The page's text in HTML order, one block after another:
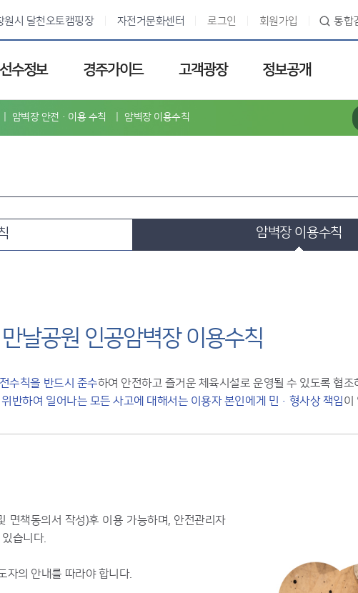
원시 달천오토캠핑장 자전거문화센터 로그인 회원가입 통합
선수정보 경주가이드 고객광장 정보공개
암벽장 안전·이용 수칙 암벽장 이용수칙
암벽장 이용수칙
만날공원 인공암벽장 이용수칙
수칙을 반드시 준수하여 안전하고 즐거운 체육시설로 운영될 수 있도록 협조
반하여 일어나는 모든 사고에 대해서는 이용자 본인에게 민·형사상 책임이
면책동의서 작성)후 이용 가능하며, 안전관리자
습니다.
자의 안내를 따라야 합니다.